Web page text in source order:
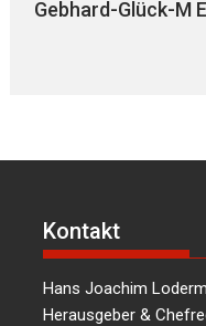
Gebhard-Glück-M
Kontakt
Hans Joachim
Herausgeber &